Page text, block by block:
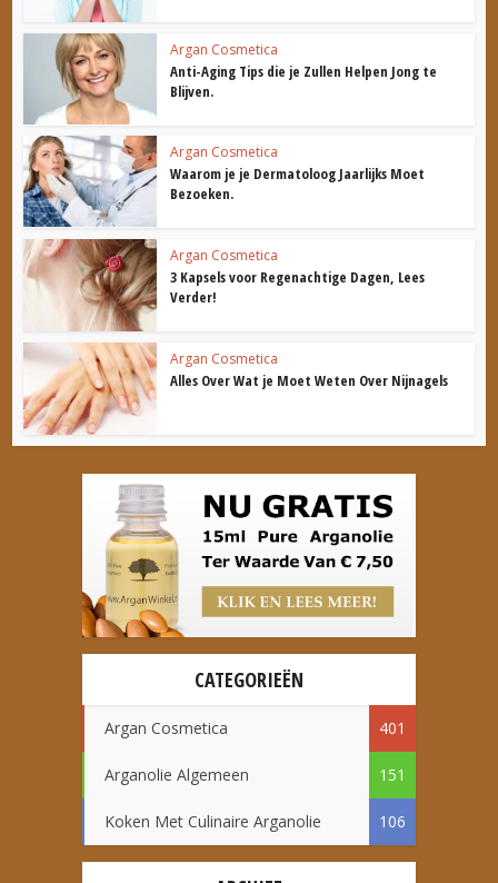
Argan Cosmetica
Anti-Aging Tips die je Zullen Helpen Jong te
Blijven.
Argan Cosmetica
Waarom je je Dermatoloog Jaarlijks Moet
Bezoeken.
Argan Cosmetica
3 Kapsels voor Regenachtige Dagen, Lees
Verder!
Argan Cosmetica
Alles Over Wat je Moet Weten Over Nijnagels
CATEGORIEËN
Argan Cosmetica 401
Arganolie Algemeen 151
Koken Met Culinaire Arganolie 106